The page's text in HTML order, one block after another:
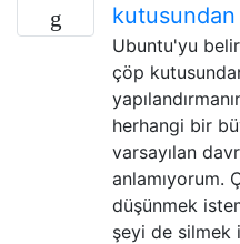
Ubuntu'yu
çöp
herhangi bir
varsayılan
anlamıyorum.
düşünmek
şeyi de silmek